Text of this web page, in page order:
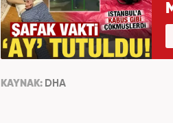
KAYNAK: DHA